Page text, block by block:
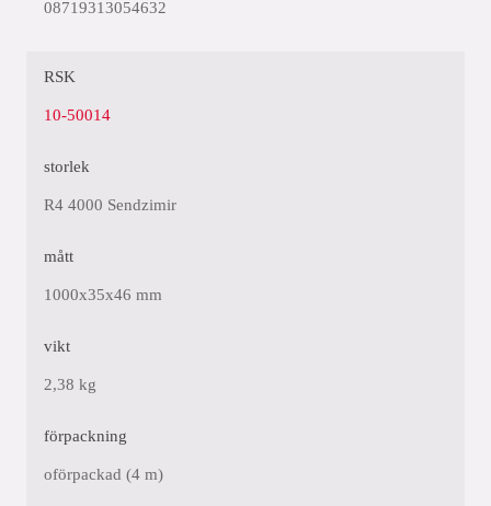
08719313054632
RSK
10-50014
storlek
R4 4000 Sendzimir
mått
1000x35x46 mm
vikt
2,38 kg
förpackning
oförpackad (4 m)